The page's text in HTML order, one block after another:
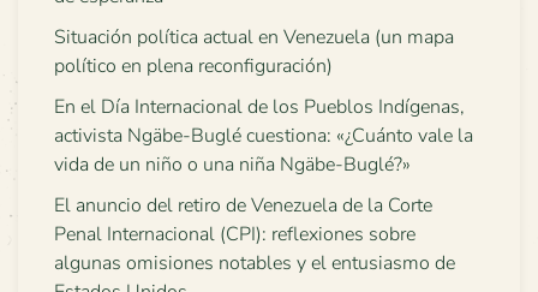
Situación política actual en Venezuela (un mapa
político en plena reconfiguración)
En el Día Internacional de los Pueblos Indígenas,
activista Ngäbe-Buglé cuestiona: «¿Cuánto vale la
vida de un niño o una niña Ngäbe-Buglé?»
El anuncio del retiro de Venezuela de la Corte
Penal Internacional (CPI): reflexiones sobre
algunas omisiones notables y el entusiasmo de